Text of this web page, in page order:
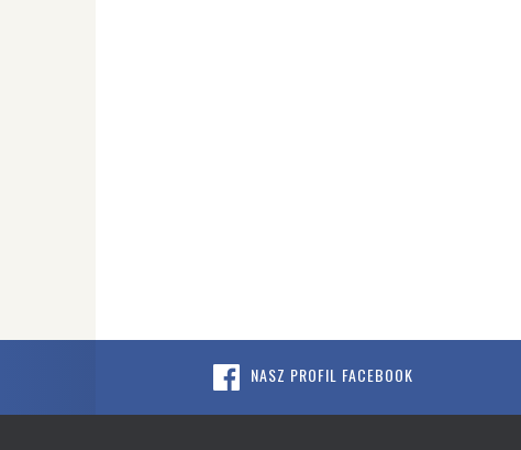
NASZ PROFIL FACEBOOK